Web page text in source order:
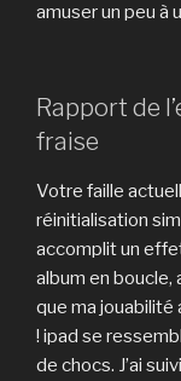
amuser un peu à
Rapport de
fraise
Votre faille
réinitialisation
accomplit un
album en
que ma jouabilité
! ipad se
de chocs. J’ai